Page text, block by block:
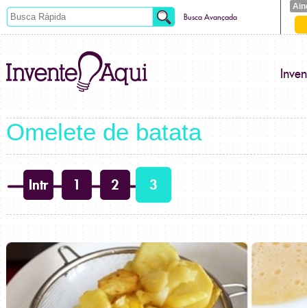
Busca Avançada
Omelete de batata
Intr 1 2 3